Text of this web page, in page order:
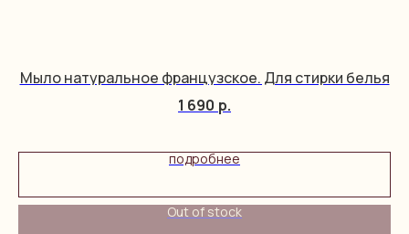
Мыло натуральное французское. Для стирки белья
1 690 р.
подробнее
Out of stock